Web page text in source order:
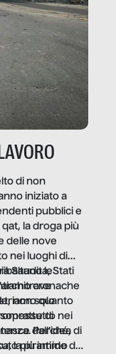
di non
iniziato a
pubblici e
la droga più
delle nove
nei luoghi di
le
non solo
soprattutto nei
dall’idea
più intimo
Saudita, Stati
cronache
quanto
di
Perché, di
la piramide del